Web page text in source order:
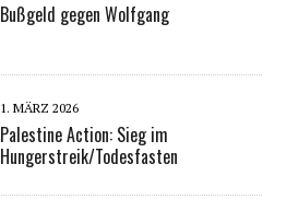
Bußgeld gegen Wolfgang
1. MÄRZ 2026
Palestine Action: Sieg im
Hungerstreik/Todesfasten